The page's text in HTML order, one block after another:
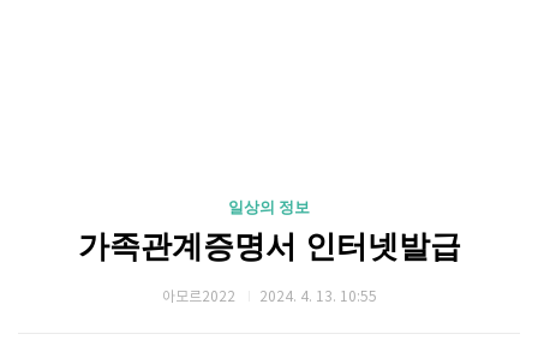
일상의 정보
가족관계증명서 인터넷발급
아모르2022 2024. 4. 13. 10:55